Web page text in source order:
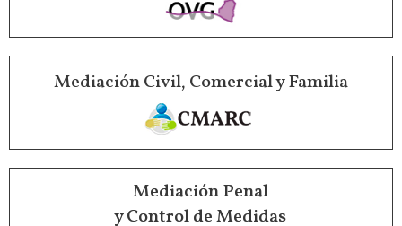
Mediación Civil, Comercial y Familia
Mediación Penal
y Control de Medidas